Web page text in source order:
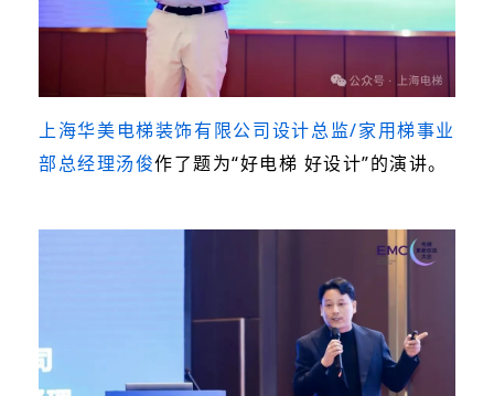
上海华美电梯装饰有限公司设计总监/家用梯事业
部总经理汤俊作了题为“好电梯 好设计”的演讲。